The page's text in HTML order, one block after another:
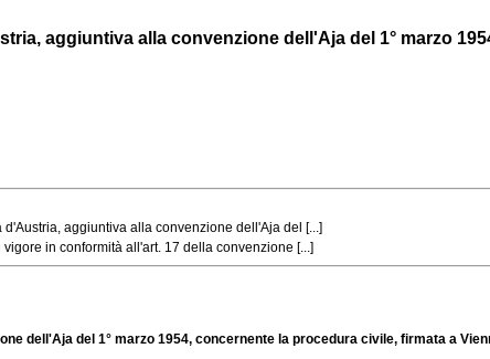
aggiuntiva alla convenzione dell'Aja del 1° marzo
aggiuntiva alla convenzione dell'Aja del [...]
in conformità all'art. 17 della convenzione [...]
dell'Aja del 1° marzo 1954, concernente la procedura civile, firmata a